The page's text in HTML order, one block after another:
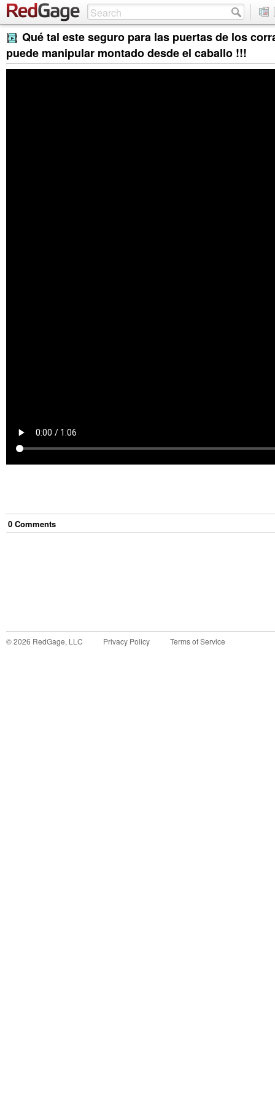
Qué tal este seguro para las puertas de los
puede manipular montado desde el caballo !!!
0 Comments
©2026 RedGage, LLC Privacy Policy Terms of Service